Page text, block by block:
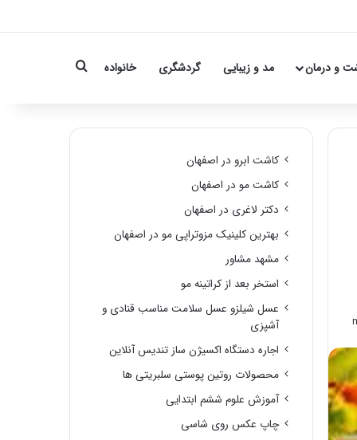
و درمان مد و زیبایی گردشگری خانواده Search for
کاشت ابرو در اصفهان
کاشت مو در اصفهان
دکتر لاغری در اصفهان
بهترین کلینیک مزوتراپی مو در اصفهان
مشهد مشاور
استخر بعد از کراتینه مو
عسل شیلزو عسل سلامت مناسب قنادی و
آشپزی
اجاره دستگاه اکسیژن ساز تندیس آنلاین
محصولات روتین پوستی سلبریتی ها
آموزش علوم ششم ابتدایی
چاپ عکس روی شاسی